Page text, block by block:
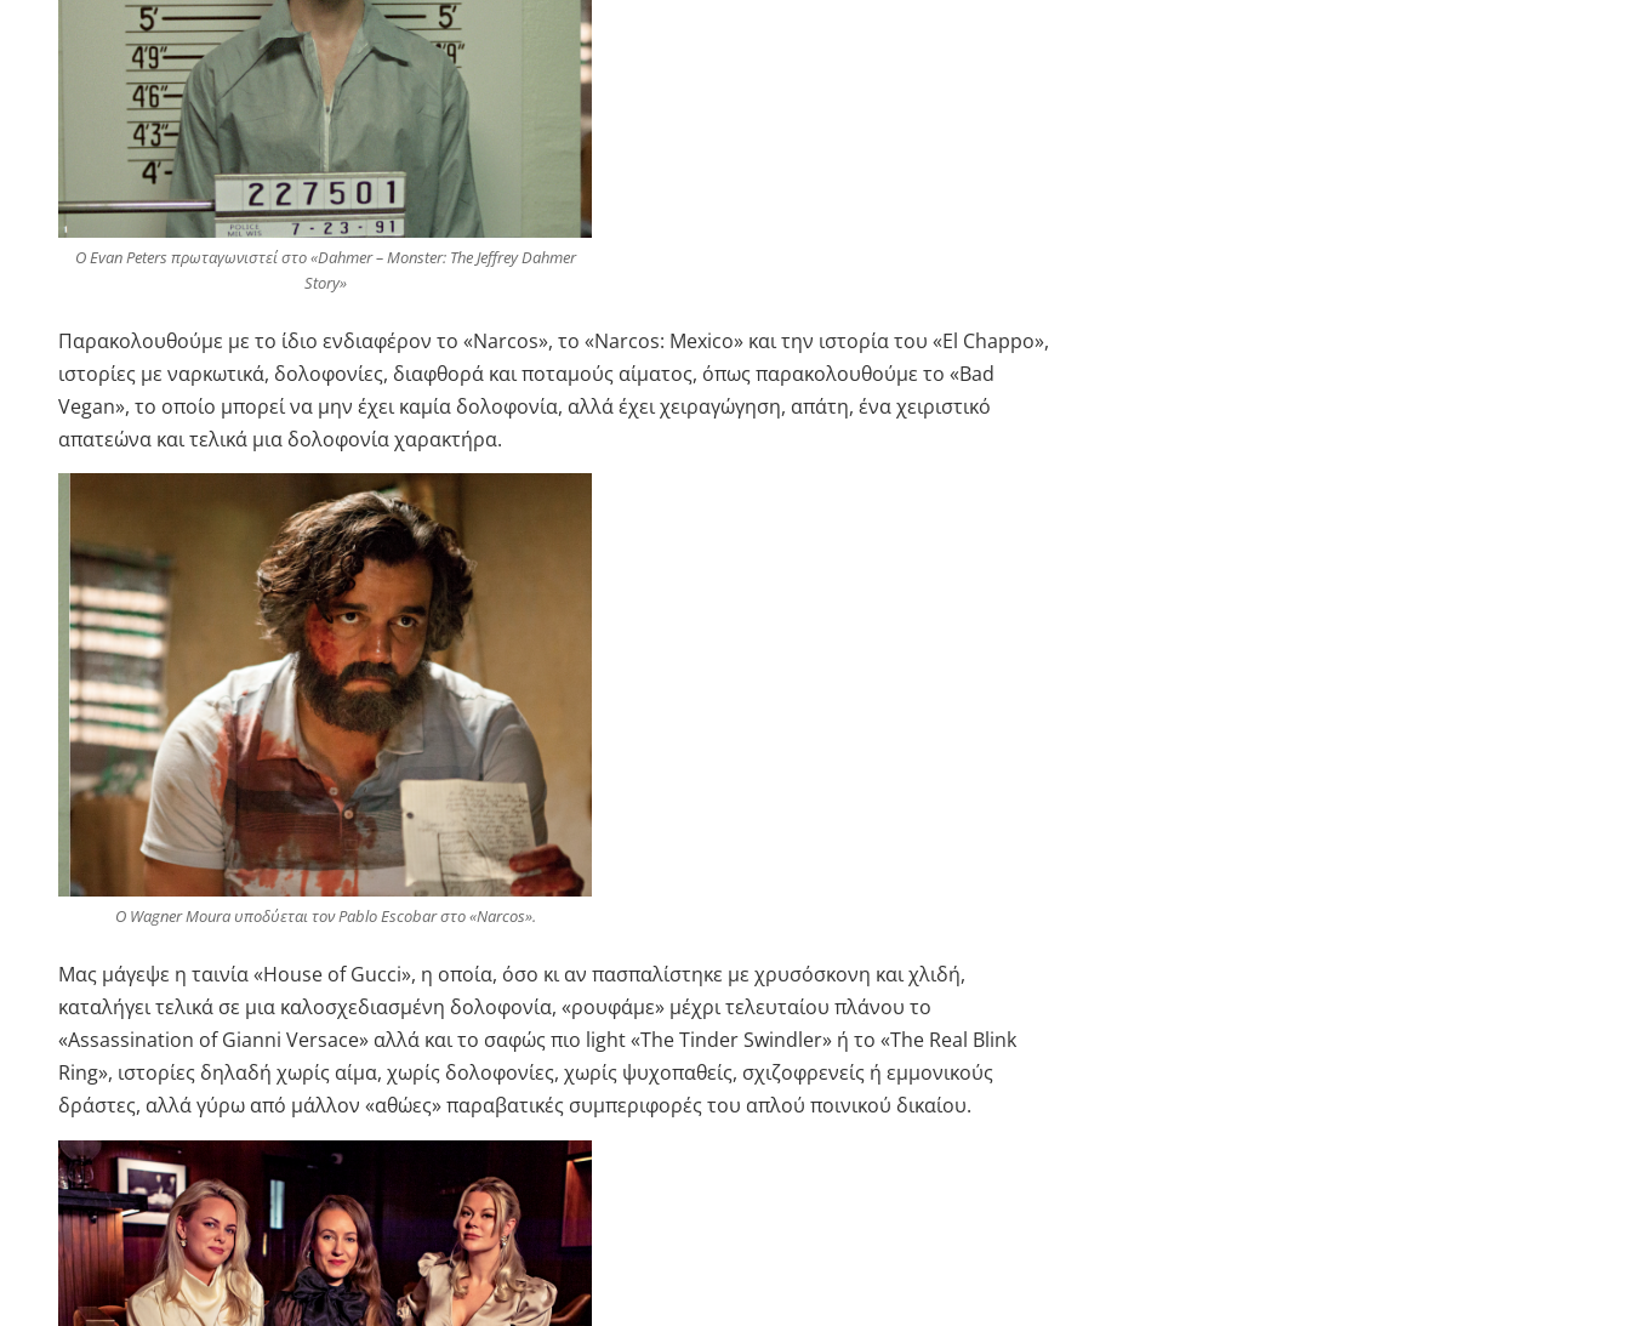
Ο Evan Peters πρωταγωνιστεί στο «Dahmer – Monster: The Jeffrey Dahmer
Story»
Παρακολουθούμε με το ίδιο ενδιαφέρον το «Narcos», το «Narcos: Mexico» και την ιστορία του «El Chappo»,
ιστορίες με ναρκωτικά, δολοφονίες, διαφθορά και ποταμούς αίματος, όπως παρακολουθούμε το «Bad
Vegan», το οποίο μπορεί να μην έχει καμία δολοφονία, αλλά έχει χειραγώγηση, απάτη, ένα χειριστικό
απατεώνα και τελικά μια δολοφονία χαρακτήρα.
Ο Wagner Moura υποδύεται τον Pablo Escobar στο «Narcos».
Μας μάγεψε η ταινία «House of Gucci», η οποία, όσο κι αν πασπαλίστηκε με χρυσόσκονη και χλιδή,
καταλήγει τελικά σε μια καλοσχεδιασμένη δολοφονία, «ρουφάμε» μέχρι τελευταίου πλάνου το
«Assassination of Gianni Versace» αλλά και το σαφώς πιο light «The Tinder Swindler» ή το «The Real Blink
Ring», ιστορίες δηλαδή χωρίς αίμα, χωρίς δολοφονίες, χωρίς ψυχοπαθείς, σχιζοφρενείς ή εμμονικούς
δράστες, αλλά γύρω από μάλλον «αθώες» παραβατικές συμπεριφορές του απλού ποινικού δικαίου.